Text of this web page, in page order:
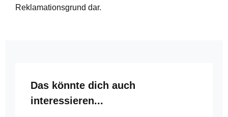
Reklamationsgrund dar.
Produktgalerie überspringen
Das könnte dich auch
interessieren...